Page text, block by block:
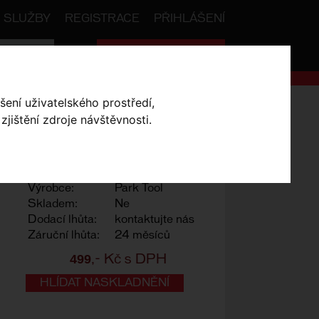
uživatelského prostředí,
zdroje návštěvnosti.
SLUŽBY REGISTRACE PŘIHLÁŠENÍ
ParkTool MT-10
Výrobce:
Park Tool
Skladem:
Ne
Dodací lhůta:
kontaktujte nás
Záruční lhůta:
24 měsíců
499,- Kč s DPH
HLÍDAT NASKLADNĚNÍ